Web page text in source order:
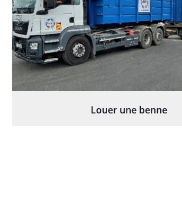
Louer une benne